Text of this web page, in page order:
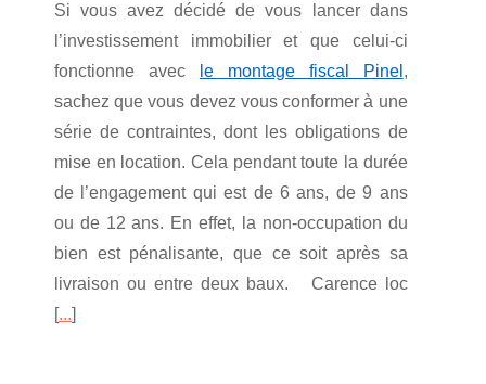
Si vous avez décidé de vous lancer dans
l’investissement immobilier et que celui-ci
fonctionne avec
le montage fiscal Pinel ,
sachez que vous devez vous conformer à une
série de contraintes, dont les obligations de
mise en location. Cela pendant toute la durée
de l’engagement qui est de 6 ans, de 9 ans
ou de 12 ans. En effet, la non-occupation du
bien est pénalisante, que ce soit après sa
livraison ou entre deux baux. Carence loc
[...]